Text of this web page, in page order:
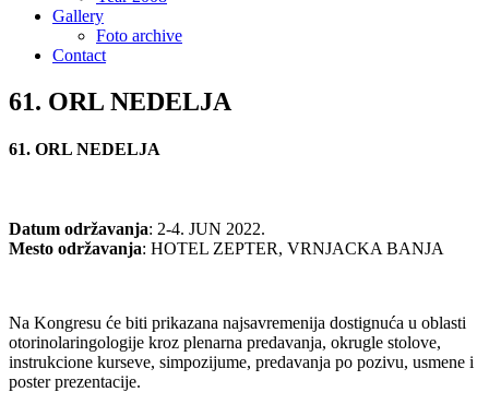
Gallery
Foto archive
Contact
61. ORL NEDELJA
61. ORL NEDELJA
Datum održavanja: 2-4. JUN 2022.
Mesto održavanja: HOTEL ZEPTER, VRNJACKA BANJA
Na Kongresu će biti prikazana najsavremenija dostignuća u oblasti
otorinolaringologije kroz plenarna predavanja, okrugle stolove,
instrukcione kurseve, simpozijume, predavanja po pozivu, usmene i
poster prezentacije.